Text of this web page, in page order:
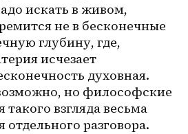
искать в живом,
не в бесконечные
глубину, где,
исчезает
духовная.
но философские
взгляда весьма
отдельного разговора.